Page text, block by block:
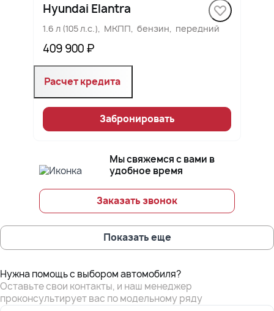
Hyundai Elantra
1.6 л (105 л.с.), МКПП, бензин, передний
409 900 ₽
Расчет кредита
Забронировать
Мы свяжемся с вами в
удобное время
Заказать звонок
Показать еще
Нужна помощь с выбором автомобиля?
Оставьте свои контакты, и наш менеджер
проконсультирует вас по модельному ряду